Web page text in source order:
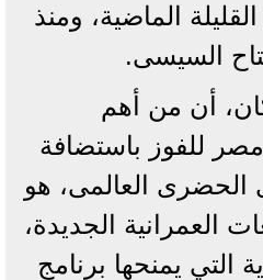
الماضية، ومنذ
السيسى.
أن من أهم
للفوز باستضافة
للمنتدى الحضرى العالمى، هو
العمرانية الجديدة،
التي يمنحها برنامج